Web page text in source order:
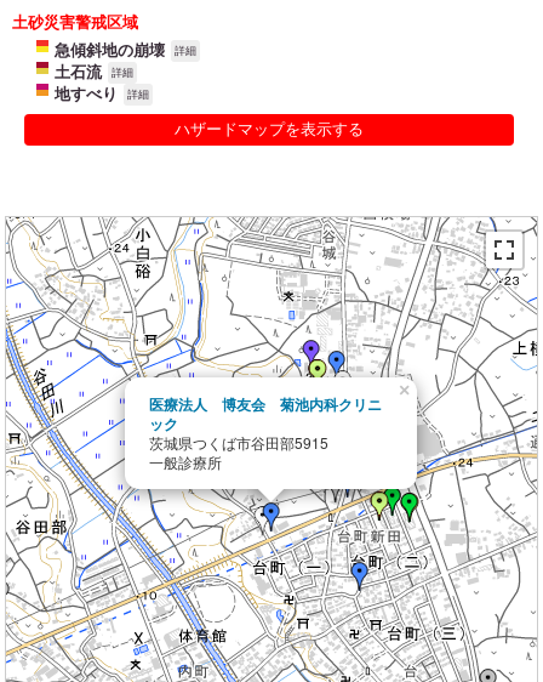
土砂災害警戒区域
急傾斜地の崩壊
詳細
土石流 詳細
地すべり 詳細
ハザードマップを表示する
医療法人 博友会 菊池内科クリニ
ック
茨城県つくば市谷田部5915
一般診療所
×